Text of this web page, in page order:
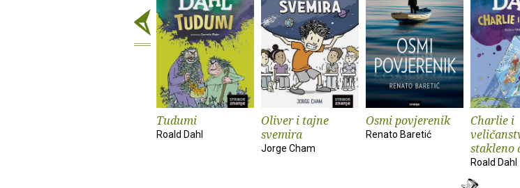
Tudumi
Roald Dahl
Oliver i tajne
svemira
Jorge Cham
Osmi povjerenik
Renato Baretić
Charlie i
stakleno
Roald Dahl